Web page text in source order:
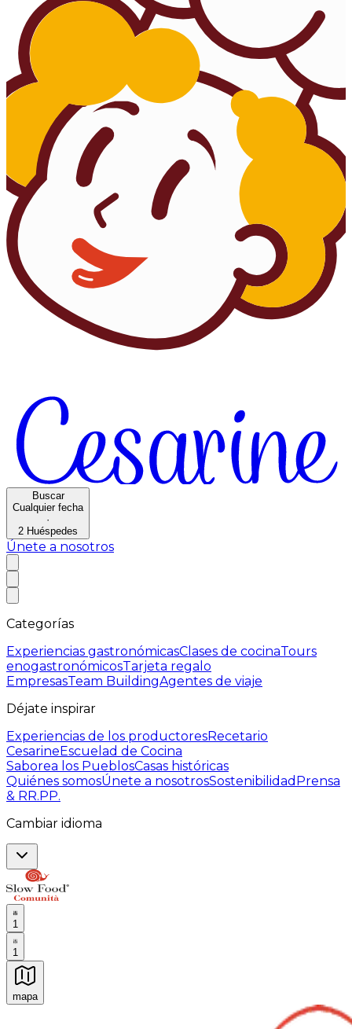
Buscar
Cualquier fecha
·
2 Huéspedes
Únete a nosotros
Categorías
Experiencias gastronómicasClases de cocinaTours
enogastronómicosTarjeta regalo
EmpresasTeam BuildingAgentes de viaje
Déjate inspirar
Experiencias de los productoresRecetario
CesarineEscuelad de Cocina
Saborea los PueblosCasas históricas
Quiénes somosÚnete a nosotrosSostenibilidad Prensa
& RR.PP.
Cambiar idioma
1
1
mapa
Experiencias culinarias inolvidables: Experiencias